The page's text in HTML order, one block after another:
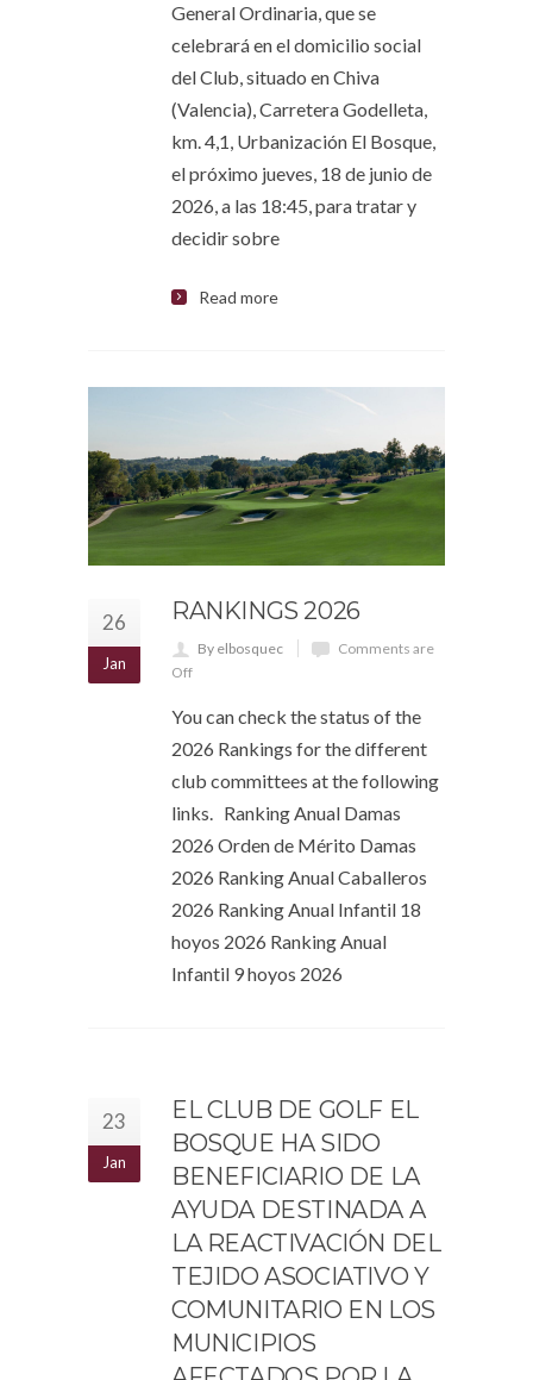
General Ordinaria, que se
celebrará en el domicilio social
del Club, situado en Chiva
(Valencia), Carretera Godelleta,
km. 4,1, Urbanización El Bosque,
el próximo jueves, 18 de junio de
2026, a las 18:45, para tratar y
decidir sobre
Read more
26
Jan
RANKINGS 2026
By elbosquec
Comments are
Off
You can check the status of the
2026 Rankings for the different
club committees at the following
links. Ranking Anual Damas
2026 Orden de Mérito Damas
2026 Ranking Anual Caballeros
2026 Ranking Anual Infantil 18
hoyos 2026 Ranking Anual
Infantil 9 hoyos 2026
23
Jan
EL CLUB DE GOLF EL
BOSQUE HA SIDO
BENEFICIARIO DE LA
AYUDA DESTINADA A
LA REACTIVACIÓN DEL
TEJIDO ASOCIATIVO Y
COMUNITARIO EN LOS
MUNICIPIOS